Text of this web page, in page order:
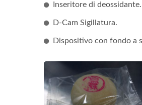
Inseritore di deossidante.
D-Cam Sigillatura.
Dispositivo con fondo a